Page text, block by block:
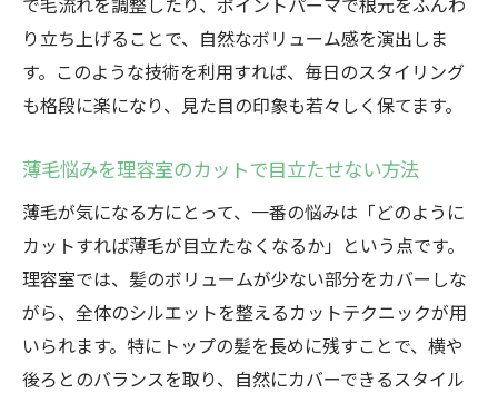
ト
カットやパーマで薄毛を目立たせない秘訣
理容室のカットでトップに自然なボリュー
薄毛が気になる方に理容室のパーマ活用法
理容室のプロが明かす薄毛を目立たせない
技術
カットとパーマの組み合わせで薄毛悩み解
消へ
理容室で叶える薄毛隠しのスタイリングポ
り立ち上げることで、自然なボリューム感を演出しま
す。このような技術を利用すれば、毎日のスタイリング
も格段に楽になり、見た目の印象も若々しく保てます。
薄毛悩みを理容室のカットで目立たせない方法
薄毛が気になる方にとって、一番の悩みは「どのように
カットすれば薄毛が目立たなくなるか」という点です。
理容室では、髪のボリュームが少ない部分をカバーしな
がら、全体のシルエットを整えるカットテクニックが用
いられます。特にトップの髪を長めに残すことで、横や
後ろとのバランスを取り、自然にカバーできるスタイル